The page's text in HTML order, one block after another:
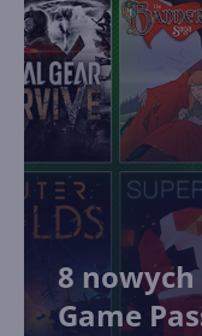
8
Game